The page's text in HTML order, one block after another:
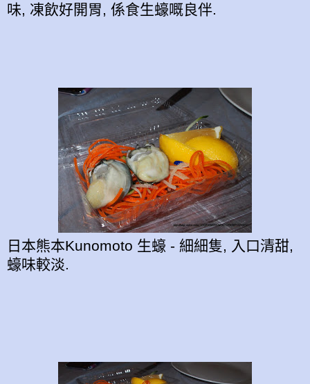
味, 凍飲好開胃, 係食生蠔嘅良伴.
日本熊本Kunomoto 生蠔 - 細細隻, 入口清甜,
蠔味較淡.